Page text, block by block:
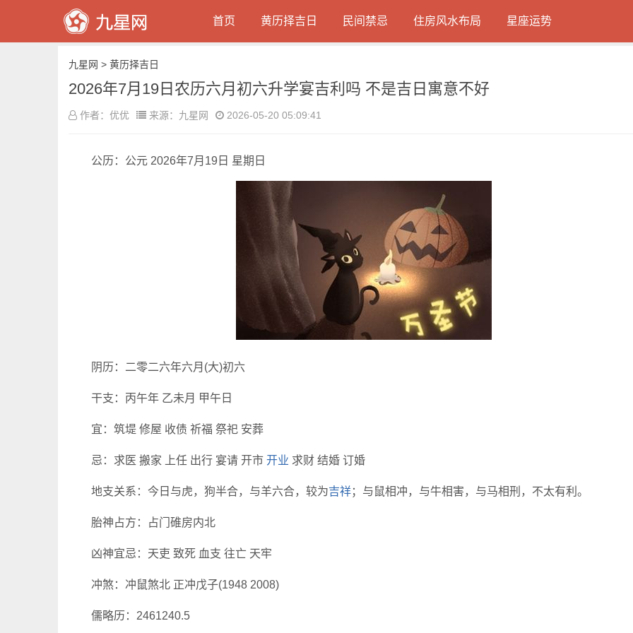
首页 黄历择吉日 民间禁忌 住房风水布局 星座运势
九星网 > 黄历择吉日
2026年7月19日农历六月初六升学宴吉利吗 不是吉日寓意不好
作者：优优 来源：九星网 2026-05-20 05:09:41
公历：公元 2026年7月19日 星期日
阴历：二零二六年六月(大)初六
干支：丙午年 乙未月 甲午日
宜：筑堤 修屋 收债 祈福 祭祀 安葬
忌：求医 搬家 上任 出行 宴请 开市 开业 求财 结婚 订婚
地支关系：今日与虎，狗半合，与羊六合，较为吉祥；与鼠相冲，与牛相害，与马相刑，不太有利。
胎神占方：占门碓房内北
凶神宜忌：天吏 致死 血支 往亡 天牢
冲煞：冲鼠煞北 正冲戊子(1948 2008)
儒略历：2461240.5